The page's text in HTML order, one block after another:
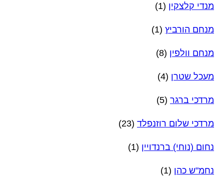
מנדי קלצקין (1)
מנחם הורביץ (1)
מנחם וולפין (8)
מעכל שטרן (4)
מרדכי ברגר (5)
מרדכי שלום רוזנפלד (23)
נחום (נוחי) ברנדויין (1)
נחמ"ש כהן (1)